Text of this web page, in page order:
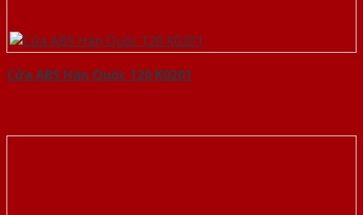
Cửa ABS Hàn Quốc 120 K0201